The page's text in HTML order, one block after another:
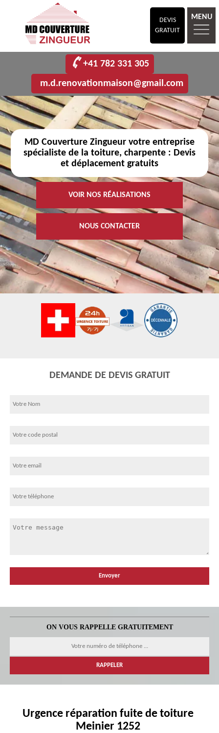
DEVIS
GRATUIT
MENU
+41 782 331 305
m.d.renovationmaison@gmail.com
MD Couverture Zingueur votre entreprise
spécialiste de la toiture, charpente : Devis
et déplacement gratuits
VOIR NOS RÉALISATIONS
NOUS CONTACTER
DEMANDE DE DEVIS GRATUIT
ON VOUS RAPPELLE GRATUITEMENT
Urgence réparation fuite de toiture
Meinier 1252